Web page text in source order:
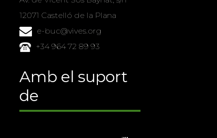
12071 Castelló de la Plana
e-buc@vives.org
+34 964 72 89 93
Amb el suport
de